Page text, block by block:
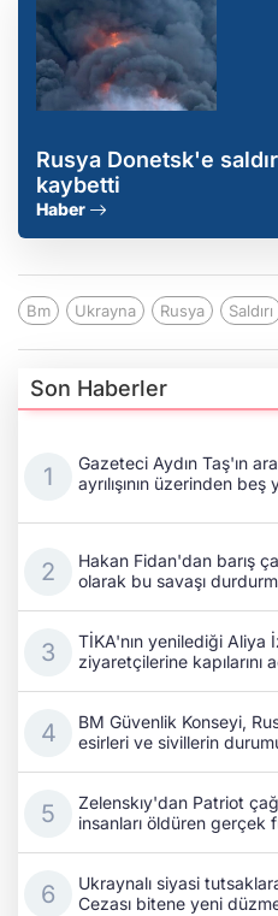
Rusya Donetsk'e
kaybetti
Haber
Bm Ukrayna Rusya Saldırı
Son Haberler
Gazeteci Aydın Taş'ın
ayrılışının üzerinden beş
Hakan Fidan'dan barış
olarak bu savaşı
TİKA'nın yenilediği
ziyaretçilerine kapılarını
BM Güvenlik Konseyi,
esirleri ve sivillerin
Zelenskıy'dan Patriot
insanları öldüren gerçek
Ukraynalı siyasi
Cezası bitene yeni